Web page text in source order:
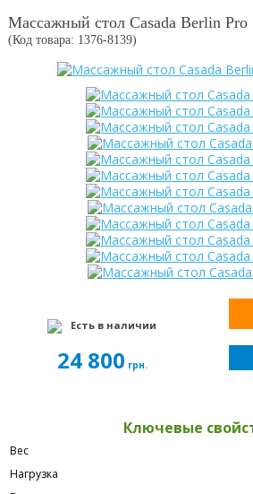
Массажный стол Casada Berlin Pro
(Код товара: 1376-8139)
Есть в наличии
24 800 грн.
Ключевые
Вес
Нагрузка